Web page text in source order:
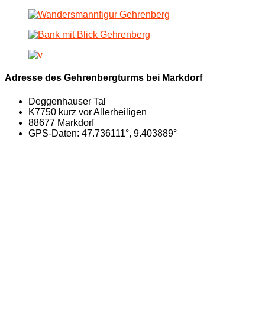
Adresse des Gehrenbergturms bei Markdorf
Deggenhauser Tal
K7750 kurz vor Allerheiligen
88677 Markdorf
GPS-Daten: 47.736111°, 9.403889°